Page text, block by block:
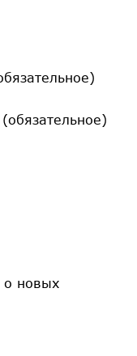
о новых